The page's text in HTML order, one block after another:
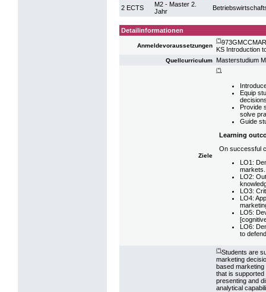
2 ECTS
M2 - Master 2.
Jahr
Detailinformationen
Anmeldevoraussetzungen
(*)
KS Introduction
Quellcurriculum Masterstudium
Ziele
(*)
Equip
Provide
solve
Guide
Learning
On successful
LO1:
LO2:
LO3:
LO4:
LO5:
LO6:
to
(*)Students are
marketing
based
that is supported
presenting and
analytical